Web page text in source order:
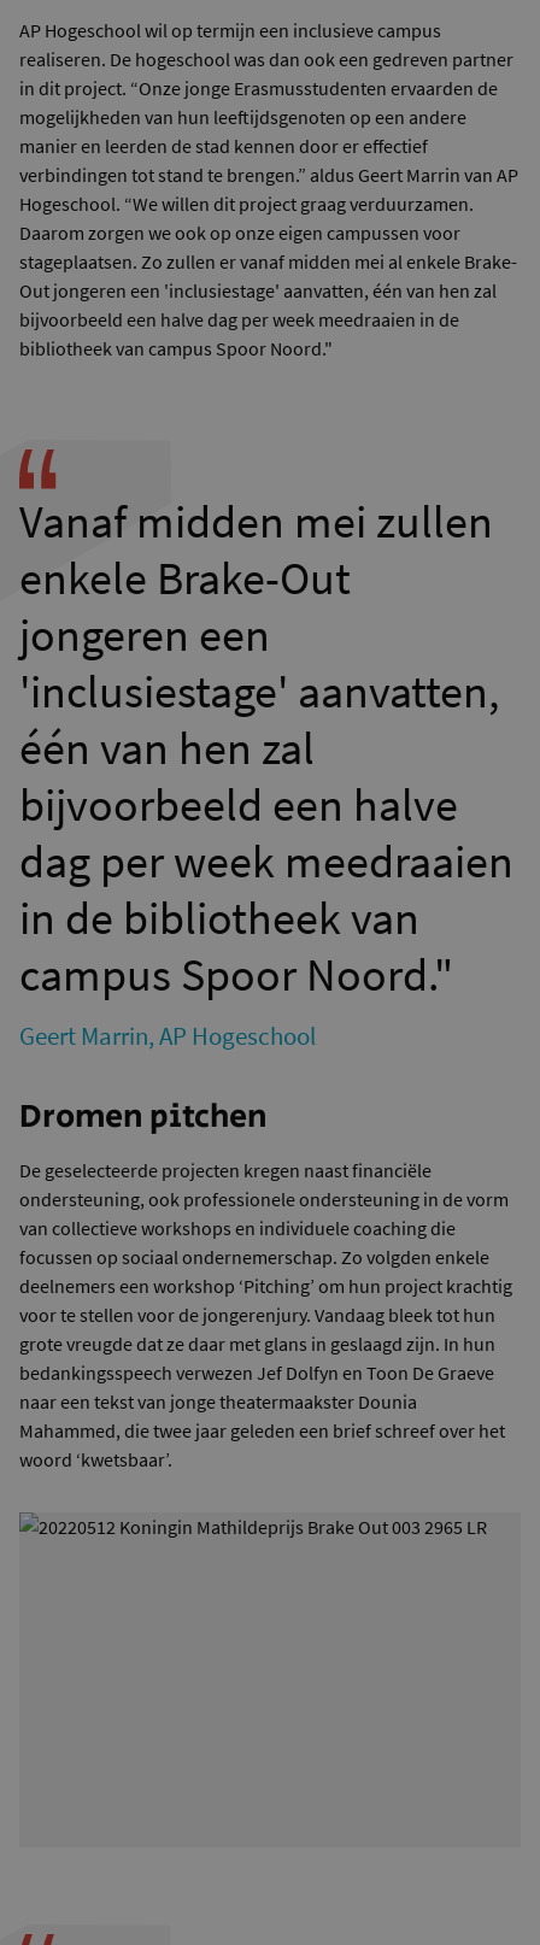
AP Hogeschool wil op termijn een inclusieve campus
realiseren. De hogeschool was dan ook een gedreven partner
in dit project. “Onze jonge Erasmusstudenten ervaarden de
mogelijkheden van hun leeftijdsgenoten op een andere
manier en leerden de stad kennen door er effectief
verbindingen tot stand te brengen.” aldus Geert Marrin van AP
Hogeschool. “We willen dit project graag verduurzamen.
Daarom zorgen we ook op onze eigen campussen voor
stageplaatsen. Zo zullen er vanaf midden mei al enkele Brake-
Out jongeren een 'inclusiestage' aanvatten, één van hen zal
bijvoorbeeld een halve dag per week meedraaien in de
bibliotheek van campus Spoor Noord."
Vanaf midden mei zullen
enkele Brake-Out
jongeren een
'inclusiestage' aanvatten,
één van hen zal
bijvoorbeeld een halve
dag per week meedraaien
in de bibliotheek van
campus Spoor Noord."
Geert Marrin, AP Hogeschool
Dromen pitchen
De geselecteerde projecten kregen naast financiële
ondersteuning, ook professionele ondersteuning in de vorm
van collectieve workshops en individuele coaching die
focussen op sociaal ondernemerschap. Zo volgden enkele
deelnemers een workshop ‘Pitching’ om hun project krachtig
voor te stellen voor de jongerenjury. Vandaag bleek tot hun
grote vreugde dat ze daar met glans in geslaagd zijn. In hun
bedankingsspeech verwezen Jef Dolfyn en Toon De Graeve
naar een tekst van jonge theatermaakster Dounia
Mahammed, die twee jaar geleden een brief schreef over het
woord ‘kwetsbaar’.